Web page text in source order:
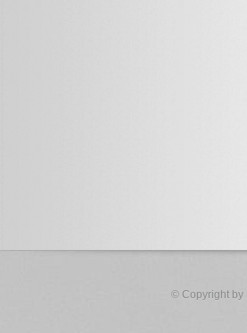
© Copyright by